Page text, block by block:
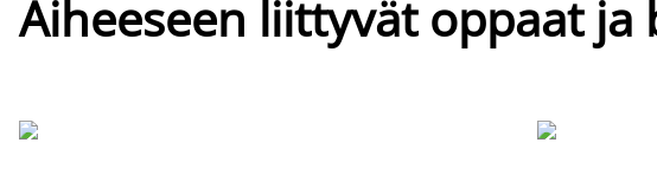
Aiheeseen liittyvät oppaat